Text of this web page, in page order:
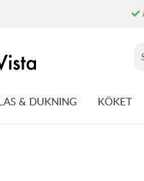
& DUKNING KÖKET